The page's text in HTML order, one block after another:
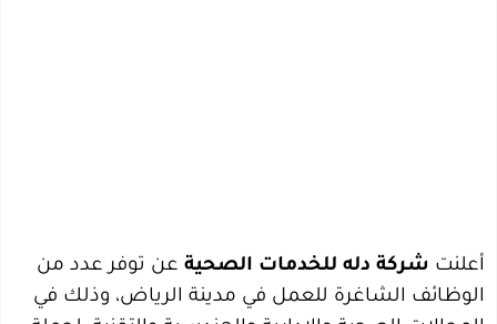
أعلنت شركة دله للخدمات الصحية عن توفر عدد من
الوظائف الشاغرة للعمل في مدينة الرياض، وذلك في